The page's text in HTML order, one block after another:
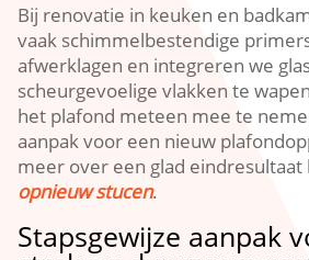
Bij renovatie in keuken en
vaak schimmelbestendige
afwerklagen en integreren we
scheurgevoelige vlakken te
het plafond meteen mee te
aanpak voor een nieuw
meer over een glad eindresultaat
opnieuw stucen.​
Stapsgewijze aanpak